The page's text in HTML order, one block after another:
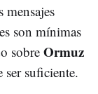
mensajes
son mínimas
sobre Ormuz
ser suficiente.